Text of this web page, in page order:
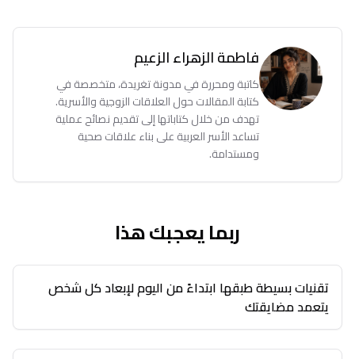
فاطمة الزهراء الزعيم
كاتبة ومحررة في مدونة تغريدة، متخصصة في
كتابة المقالات حول العلاقات الزوجية والأسرية.
تهدف من خلال كتاباتها إلى تقديم نصائح عملية
تساعد الأسر العربية على بناء علاقات صحية
ومستدامة.
ربما يعجبك هذا
تقنيات بسيطة طبقها ابتداءً من اليوم لإبعاد كل شخص
يتعمد مضايقتك